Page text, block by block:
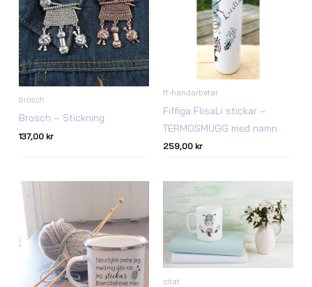
brosch
Brosch – Stickning
137,00 kr
ff-handarbetar
Fiffiga FlisaLi stickar –
TERMOSMUGG med namn
259,00 kr
citat